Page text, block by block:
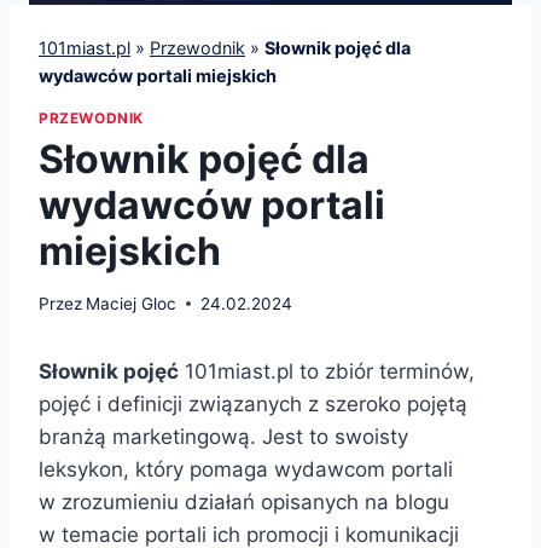
101miast.pl » Przewodnik » Słownik pojęć dla
wydawców portali miejskich
PRZEWODNIK
Słownik pojęć dla
wydawców portali
miejskich
Przez Maciej Gloc 24.02.2024
Słownik pojęć 101miast.pl to zbiór terminów,
pojęć i definicji związanych z szeroko pojętą
branżą marketingową. Jest to swoisty
leksykon, który pomaga wydawcom portali
w zrozumieniu działań opisanych na blogu
w temacie portali ich promocji i komunikacji